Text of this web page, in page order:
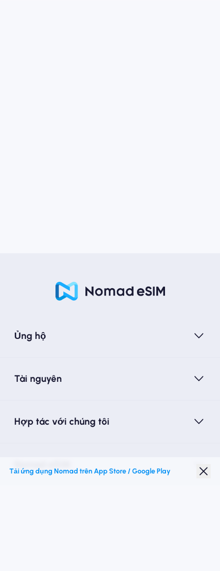
Ủng hộ
Tài nguyên
Hợp tác với chúng tôi
Tải ứng dụng Nomad trên App Store / Google Play